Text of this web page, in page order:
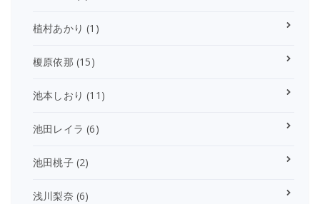
植村あかり (1)
榎原依那 (15)
池本しおり (11)
池田レイラ (6)
池田桃子(2)
浅川梨奈 (6)